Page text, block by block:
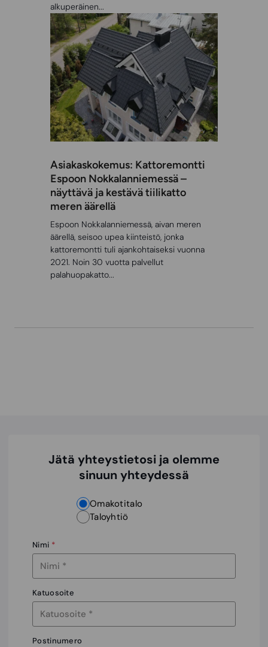
alkuperäinen...
Asiakaskokemus: Kattoremontti
Espoon Nokkalanniemessä –
näyttävä ja kestävä tiilikatto
meren äärellä
Espoon Nokkalanniemessä, aivan meren
äärellä, seisoo upea kiinteistö, jonka
kattoremontti tuli ajankohtaiseksi vuonna
2021. Noin 30 vuotta palvellut
palahuopakatto...
Jätä yhteystietosi ja olemme
sinuun yhteydessä
Omakotitalo
Taloyhtiö
Nimi *
Katuosoite
Postinumero